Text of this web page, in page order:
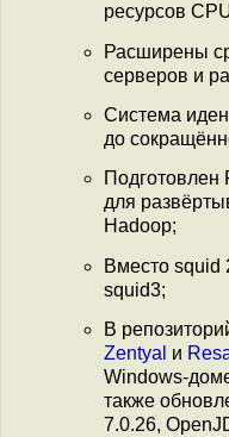
ресурсов
Расширены
серверов и
Cистема
до
Подготовлен
для
Hadoop;
Вместо squid
squid3;
В
Zentyal и
Windows-
также
7.0.26,